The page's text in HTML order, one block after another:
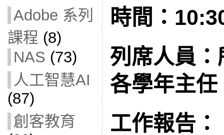
Adobe 系列
課程 (8)
NAS (73)
人工智慧AI
(87)
創客教育
時間：
列席人員
各學年主任
工作報告：